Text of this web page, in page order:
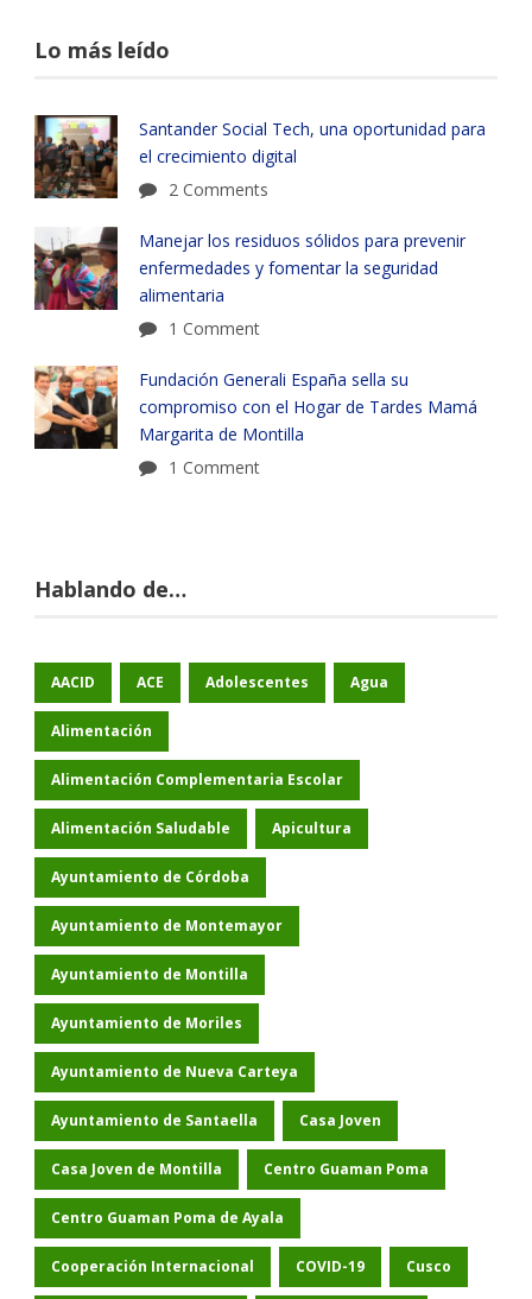
Lo más leído
Santander Social Tech, una oportunidad para
el crecimiento digital
2 Comments
Manejar los residuos sólidos para prevenir
enfermedades y fomentar la seguridad
alimentaria
1 Comment
Fundación Generali España sella su
compromiso con el Hogar de Tardes Mamá
Margarita de Montilla
1 Comment
Hablando de…
AACID ACE Adolescentes Agua
Alimentación
Alimentación Complementaria Escolar
Alimentación Saludable Apicultura
Ayuntamiento de Córdoba
Ayuntamiento de Montemayor
Ayuntamiento de Montilla
Ayuntamiento de Moriles
Ayuntamiento de Nueva Carteya
Ayuntamiento de Santaella Casa Joven
Casa Joven de Montilla Centro Guaman Poma
Centro Guaman Poma de Ayala
Cooperación Internacional COVID-19 Cusco